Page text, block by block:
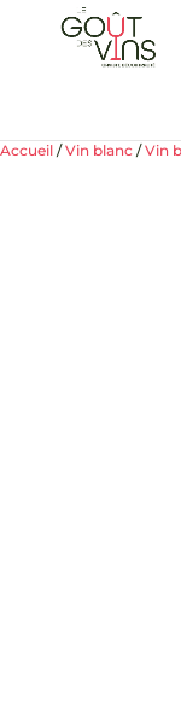
Accueil /Vin blanc /Vin